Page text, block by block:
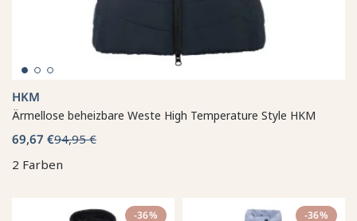
HKM
Ärmellose beheizbare Weste High Temperature Style HKM
69,67 €94,95 €
2 Farben
-36% -36%